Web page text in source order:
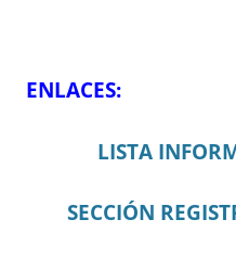
ENLACES:
LISTA
SECCIÓN